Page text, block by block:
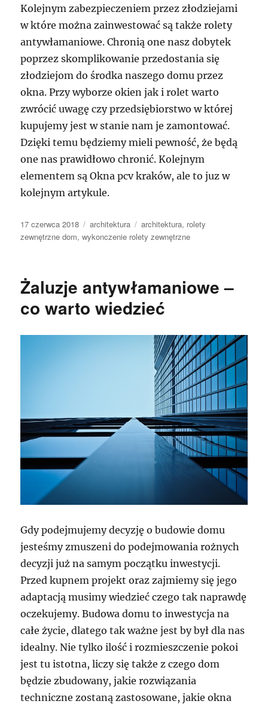
Kolejnym zabezpieczeniem przez złodziejami
w które można zainwestować są także rolety
antywłamaniowe. Chronią one nasz dobytek
poprzez skomplikowanie przedostania się
złodziejom do środka naszego domu przez
okna. Przy wyborze okien jak i rolet warto
zwrócić uwagę czy przedsiębiorstwo w której
kupujemy jest w stanie nam je zamontować.
Dzięki temu będziemy mieli pewność, że będą
one nas prawidłowo chronić. Kolejnym
elementem są Okna pcv kraków, ale to juz w
kolejnym artykule.
Data
publikacji
17 czerwca 2018 Kategorie
architektura Tagi
architektura, rolety
zewnętrzne dom,wykonczenie rolety zewnętrzne
Żaluzje antywłamaniowe –
co warto wiedzieć
Gdy podejmujemy decyzję o budowie domu
jesteśmy zmuszeni do podejmowania rożnych
decyzji już na samym początku inwestycji.
Przed kupnem projekt oraz zajmiemy się jego
adaptacją musimy wiedzieć czego tak naprawdę
oczekujemy. Budowa domu to inwestycja na
całe życie, dlatego tak ważne jest by był dla nas
idealny. Nie tylko ilość i rozmieszczenie pokoi
jest tu istotna, liczy się także z czego dom
będzie zbudowany, jakie rozwiązania
techniczne zostaną zastosowane, jakie okna